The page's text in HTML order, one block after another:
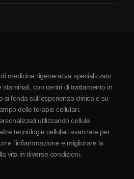
medicina rigenerativa specializzato
staminali, con centri di trattamento in
fonda sull’esperienza clinica e su
delle terapie cellulari.
utilizzando cellule
tecnologie cellulari avanzate per
l’infiammazione e migliorare la
vita in diverse condizioni.